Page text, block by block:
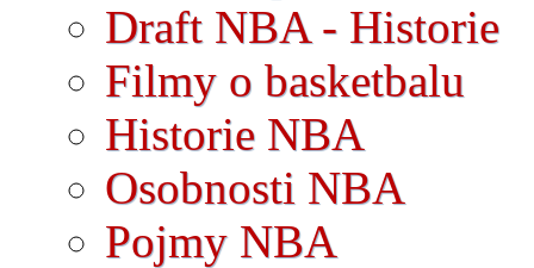
Draft NBA - Historie
Filmy o basketbalu
Historie NBA
Osobnosti NBA
Pojmy NBA